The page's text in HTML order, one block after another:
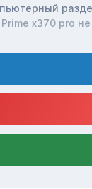
x370 pro